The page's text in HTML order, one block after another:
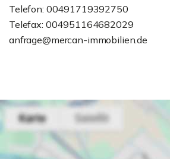
Telefon: 00491719392750
Telefax: 004951164682029
anfrage@mercan-immobilien.de